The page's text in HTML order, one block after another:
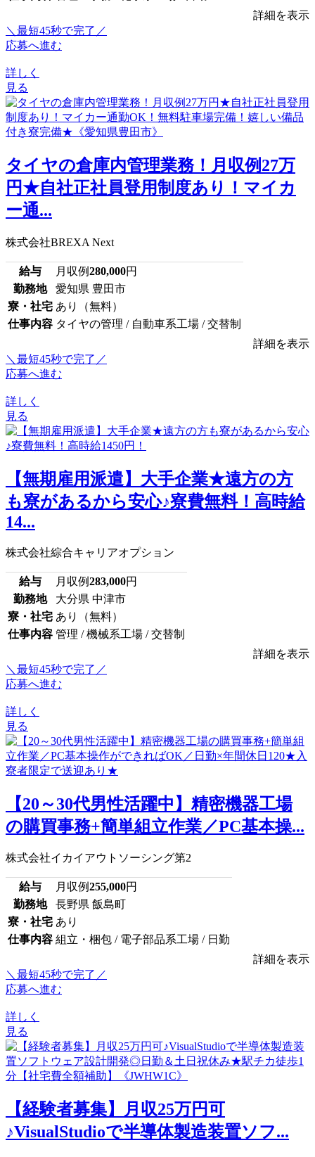
詳細を表示
＼最短45秒で完了／
応募へ進む
詳しく
見る
タイヤの倉庫内管理業務！月収例27万
円★自社正社員登用制度あり！マイカ
ー通...
株式会社BREXA Next
給与 月収例280,000円
勤務地
愛知県 豊田市
寮・社宅 あり（無料）
仕事内容 タイヤの管理 / 自動車系工場 / 交替制
詳細を表示
＼最短45秒で完了／
応募へ進む
詳しく
見る
【無期雇用派遣】大手企業★遠方の方
も寮があるから安心♪寮費無料！高時給
14...
株式会社綜合キャリアオプション
給与 月収例283,000円
勤務地
大分県 中津市
寮・社宅 あり（無料）
仕事内容 管理 / 機械系工場 / 交替制
詳細を表示
＼最短45秒で完了／
応募へ進む
詳しく
見る
【20～30代男性活躍中】精密機器工場
の購買事務+簡単組立作業／PC基本操...
株式会社イカイアウトソーシング第2
給与 月収例255,000円
勤務地
長野県 飯島町
寮・社宅 あり
仕事内容 組立・梱包 / 電子部品系工場 / 日勤
詳細を表示
＼最短45秒で完了／
応募へ進む
詳しく
見る
【経験者募集】月収25万円可
♪VisualStudioで半導体製造装置ソフ...